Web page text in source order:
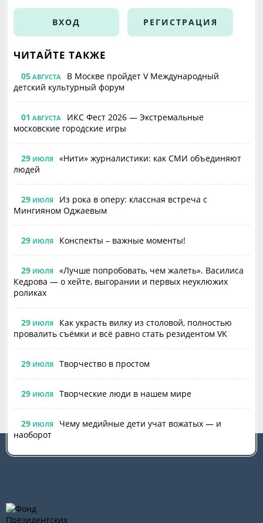
ВХОД РЕГИСТРАЦИЯ
ЧИТАЙТЕ ТАКЖЕ
05 АВГУСТА
В Москве пройдет V Международный
детский культурный форум
01 АВГУСТА
ИКС Фест 2026 — Экстремальные
московские городские игры
29 ИЮЛЯ
«Нити» журналистики: как СМИ объединяют
людей
29 ИЮЛЯ
Из рока в оперу: классная встреча с
Мингияном Оджаевым
29 ИЮЛЯ Конспекты – важные моменты!
29 ИЮЛЯ
«Лучше попробовать, чем жалеть». Василиса
Кедрова — о хейте, выгорании и первых неуклюжих
роликах
29 ИЮЛЯ
Как украсть вилку из столовой, полностью
провалить съёмки и всё равно стать резидентом VK
29 ИЮЛЯ Творчество в простом
29 ИЮЛЯ Творческие люди в нашем мире
29 ИЮЛЯ
Чему медийные дети учат вожатых — и
наоборот